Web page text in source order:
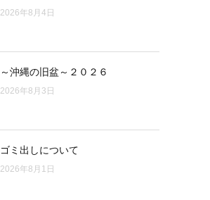
2026年8月4日
～沖縄の旧盆～２０２６
2026年8月3日
ゴミ出しについて
2026年8月1日